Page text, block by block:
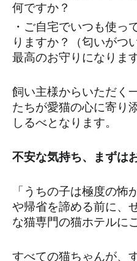
何ですか？
・ご自宅でいつも使っ
りますか？（匂いがつ
最高のお守りになりま
飼い主様からいただく
たちが愛猫の心に寄り
しるべとなります。
不安な気持ち、まずは
「うちの子は極度の
や帰省を諦める前に、
な猫専門の猫ホテルに
すべての猫ちゃんが、